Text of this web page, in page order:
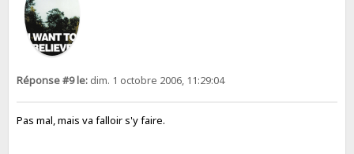
Réponse #9 le: dim. 1 octobre 2006, 11:29:04
Pas mal, mais va falloir s'y faire.